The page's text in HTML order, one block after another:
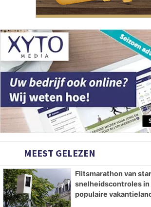
MEEST GELEZEN
Flitsmarathon van
snelheidscontroles in
populaire